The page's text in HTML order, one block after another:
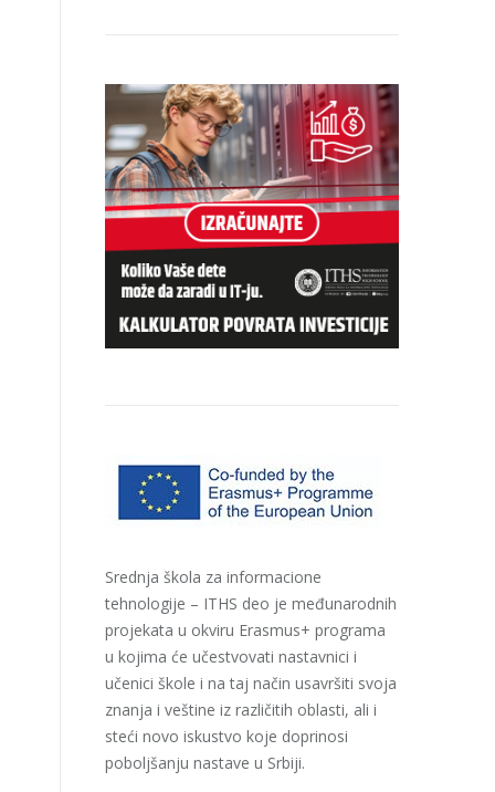
Srednja škola za informacione
tehnologije – ITHS deo je međunarodnih
projekata u okviru Erasmus+ programa
u kojima će učestvovati nastavnici i
učenici škole i na taj način usavršiti svoja
znanja i veštine iz različitih oblasti, ali i
steći novo iskustvo koje doprinosi
poboljšanju nastave u Srbiji.